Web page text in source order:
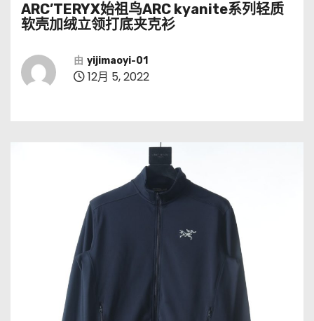
ARC’TERYX始祖鸟ARC kyanite系列轻质
软壳加绒立领打底夹克衫
由 yijimaoyi-01
12月 5, 2022